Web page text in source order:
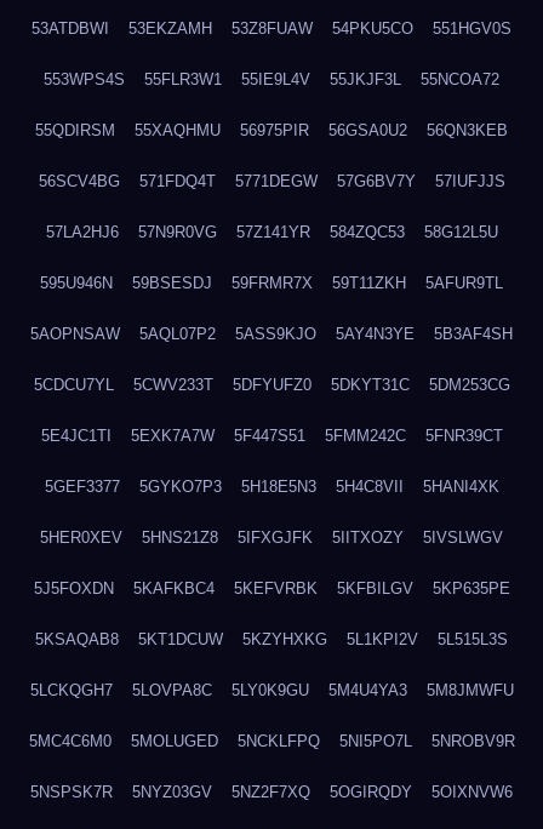
53ATDBWI 53EKZAMH 53Z8FUAW 54PKU5CO 551HGV0S
553WPS4S 55FLR3W1 55IE9L4V 55JKJF3L 55NCOA72
55QDIRSM 55XAQHMU 56975PIR 56GSA0U2 56QN3KEB
56SCV4BG 571FDQ4T 5771DEGW 57G6BV7Y 57IUFJJS
57LA2HJ6 57N9R0VG 57Z141YR 584ZQC53 58G12L5U
595U946N 59BSESDJ 59FRMR7X 59T11ZKH 5AFUR9TL
5AOPNSAW 5AQL07P2 5ASS9KJO 5AY4N3YE 5B3AF4SH
5CDCU7YL 5CWV233T 5DFYUFZ0 5DKYT31C 5DM253CG
5E4JC1TI 5EXK7A7W 5F447S51 5FMM242C 5FNR39CT
5GEF3377 5GYKO7P3 5H18E5N3 5H4C8VII 5HANI4XK
5HER0XEV 5HNS21Z8 5IFXGJFK 5IITXOZY 5IVSLWGV
5J5FOXDN 5KAFKBC4 5KEFVRBK 5KFBILGV 5KP635PE
5KSAQAB8 5KT1DCUW 5KZYHXKG 5L1KPI2V 5L515L3S
5LCKQGH7 5LOVPA8C 5LY0K9GU 5M4U4YA3 5M8JMWFU
5MC4C6M0 5MOLUGED 5NCKLFPQ 5NI5PO7L 5NROBV9R
5NSPSK7R 5NYZ03GV 5NZ2F7XQ 5OGIRQDY 5OIXNVW6